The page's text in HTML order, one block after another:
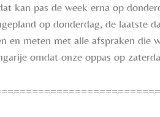
kan pas de week erna op
op donderdag, de laatste
meten met alle afspraken die
omdat onze oppas op